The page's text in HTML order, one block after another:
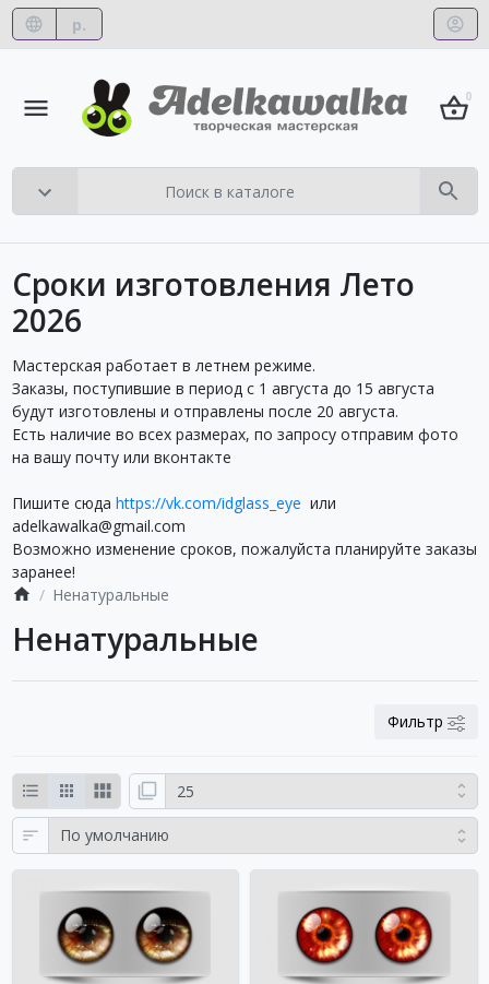
р.
0
Сроки изготовления Лето
2026
Мастерская работает в летнем режиме.
Заказы, поступившие в период с 1 августа до 15 августа
будут изготовлены и отправлены после 20 августа.
Есть наличие во всех размерах, по запросу отправим фото
на вашу почту или вконтакте
Пишите сюда https://vk.com/idglass_eye или
adelkawalka@gmail.com
Возможно изменение сроков, пожалуйста планируйте заказы
заранее!
Ненатуральные
Ненатуральные
Фильтр